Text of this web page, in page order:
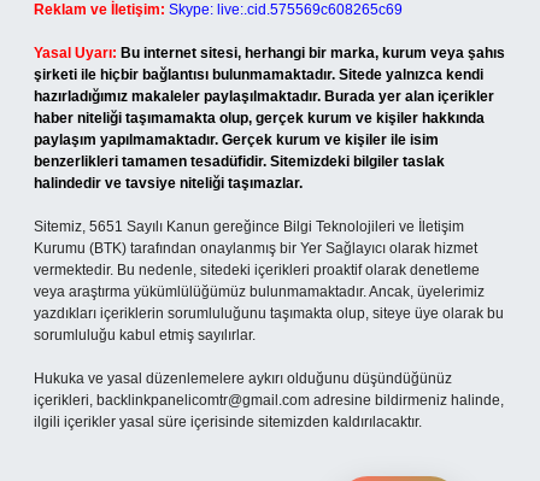
Reklam ve İletişim: Skype: live:.cid.575569c608265c69
Yasal Uyarı: Bu internet sitesi, herhangi bir marka, kurum veya şahıs
şirketi ile hiçbir bağlantısı bulunmamaktadır. Sitede yalnızca kendi
hazırladığımız makaleler paylaşılmaktadır. Burada yer alan içerikler
haber niteliği taşımamakta olup, gerçek kurum ve kişiler hakkında
paylaşım yapılmamaktadır. Gerçek kurum ve kişiler ile isim
benzerlikleri tamamen tesadüfidir. Sitemizdeki bilgiler taslak
halindedir ve tavsiye niteliği taşımazlar.
Sitemiz, 5651 Sayılı Kanun gereğince Bilgi Teknolojileri ve İletişim
Kurumu (BTK) tarafından onaylanmış bir Yer Sağlayıcı olarak hizmet
vermektedir. Bu nedenle, sitedeki içerikleri proaktif olarak denetleme
veya araştırma yükümlülüğümüz bulunmamaktadır. Ancak, üyelerimiz
yazdıkları içeriklerin sorumluluğunu taşımakta olup, siteye üye olarak bu
sorumluluğu kabul etmiş sayılırlar.
Hukuka ve yasal düzenlemelere aykırı olduğunu düşündüğünüz
içerikleri, backlinkpanelicomtr@gmail.com adresine bildirmeniz halinde,
ilgili içerikler yasal süre içerisinde sitemizden kaldırılacaktır.